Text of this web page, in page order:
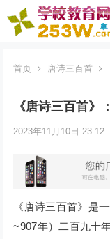
首页 唐诗三百首
《唐诗三百首》
2023年11月10日 23:12
《唐诗三百首》是
~907年）二百九十